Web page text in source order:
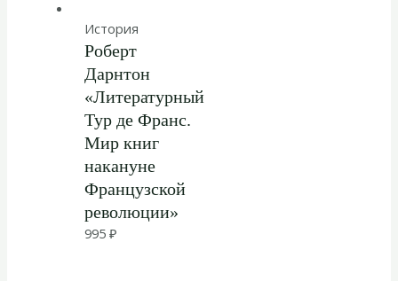
История
Роберт
Дарнтон
«Литературный
Тур де Франс.
Мир книг
накануне
Французской
революции»
995₽